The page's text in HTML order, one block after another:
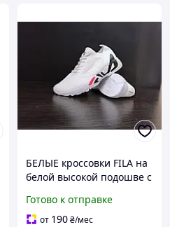
БЕЛЫЕ кроссовки FILA на
белой высокой подошве с
шнурками текстиль
унисекс
Готово к отправке
от 190₴/мес